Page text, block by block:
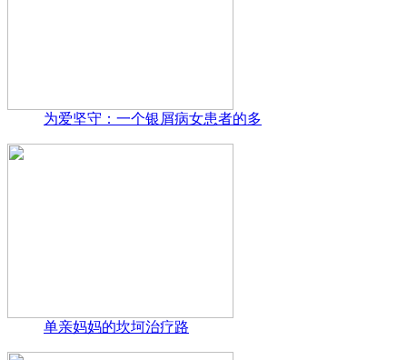
为爱坚守：一个银屑病女患者的多
单亲妈妈的坎坷治疗路